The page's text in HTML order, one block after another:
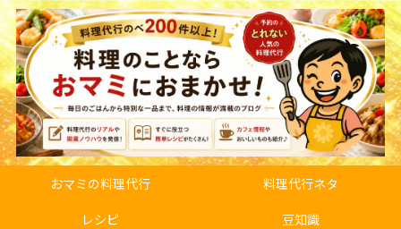
おマミの料理代行
料理代行ネタ
レシピ
豆知識